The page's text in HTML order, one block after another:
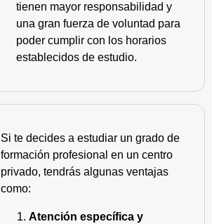
tienen mayor responsabilidad y
una gran fuerza de voluntad para
poder cumplir con los horarios
establecidos de estudio.
Si te decides a estudiar un grado de
formación profesional en un centro
privado, tendrás algunas ventajas
como:
Atención específica y